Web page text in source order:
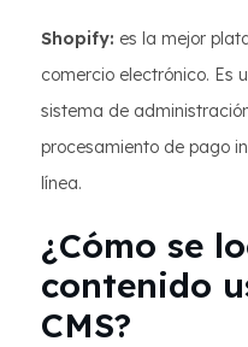
Shopify: es la mejor
comercio electrónico. Es
sistema de
procesamiento de pago
línea.
¿Cómo se
contenido
CMS?